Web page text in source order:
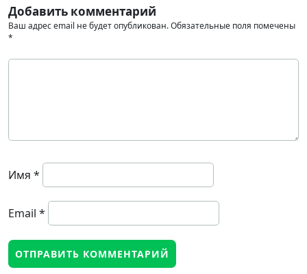
Добавить комментарий
Ваш адрес email не будет опубликован.Обязательные поля помечены
*
Имя *
Email *